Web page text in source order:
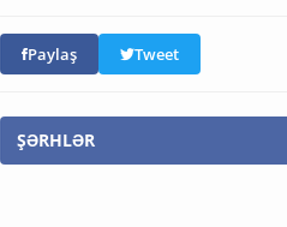
Paylaş Tweet
ŞƏRHLƏR